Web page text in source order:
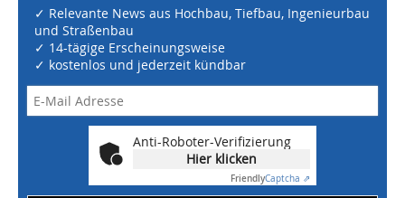
✓ Relevante News aus Hochbau, Tiefbau, Ingenieurbau
und Straßenbau
✓ 14-tägige Erscheinungsweise
✓ kostenlos und jederzeit kündbar
Anti-Roboter-Verifizierung
Hier klicken
FriendlyCaptcha ⇗